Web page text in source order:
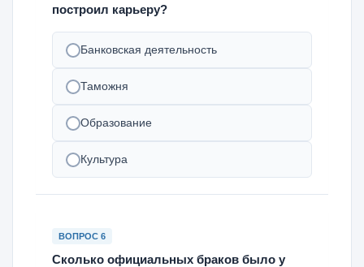
построил карьеру?
Банковская деятельность
Таможня
Образование
Культура
ВОПРОС 6
Сколько официальных браков было у